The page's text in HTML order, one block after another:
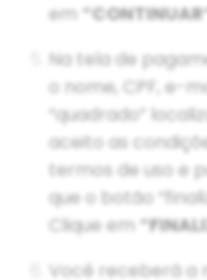
em
Na tela de
o nome, CPF, e-
“quadrado”
aceito as
termos de uso e
que o botão
Clique em
Você receberá a